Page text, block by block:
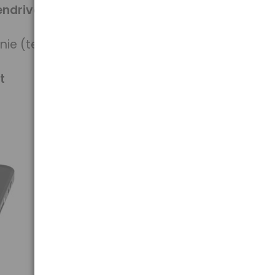
(telewizorze, monitorze)